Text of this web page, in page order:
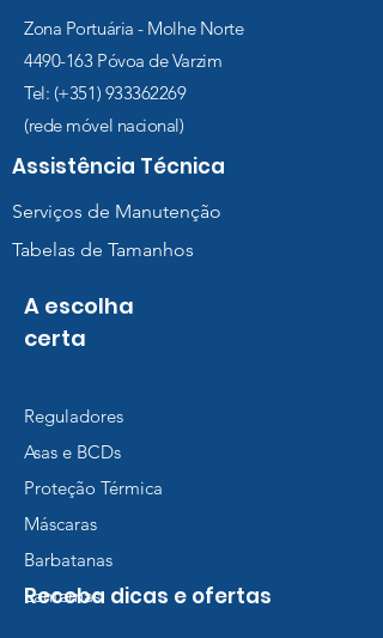
Zona Portuária - Molhe Norte
4490-163 Póvoa de Varzim
Tel: (+351) 933362269
(rede móvel nacional)
Assistência Técnica
Serviços de Manutenção
Tabelas de Tamanhos
A escolha
certa
Reguladores
Asas e BCDs
Proteção Térmica
Máscaras
Barbatanas
Lanternas
Receba dicas e ofertas